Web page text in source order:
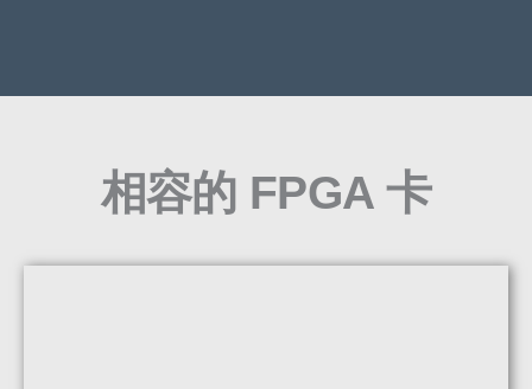
相容的 FPGA 卡